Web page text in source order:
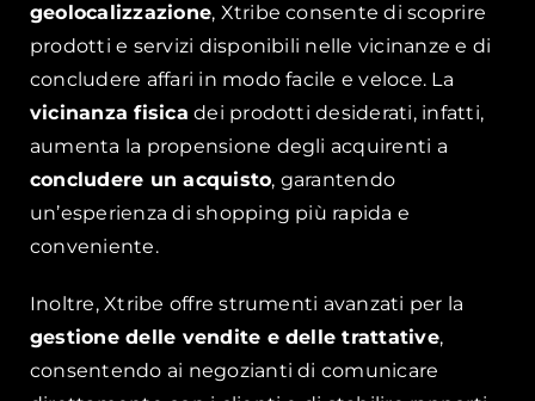
geolocalizzazione, Xtribe consente di scoprire
prodotti e servizi disponibili nelle vicinanze e di
concludere affari in modo facile e veloce. La
vicinanza fisica dei prodotti desiderati, infatti,
aumenta la propensione degli acquirenti a
concludere un acquisto, garantendo
un’esperienza di shopping più rapida e
conveniente.
Inoltre, Xtribe offre strumenti avanzati per la
gestione delle vendite e delle trattative,
consentendo ai negozianti di comunicare